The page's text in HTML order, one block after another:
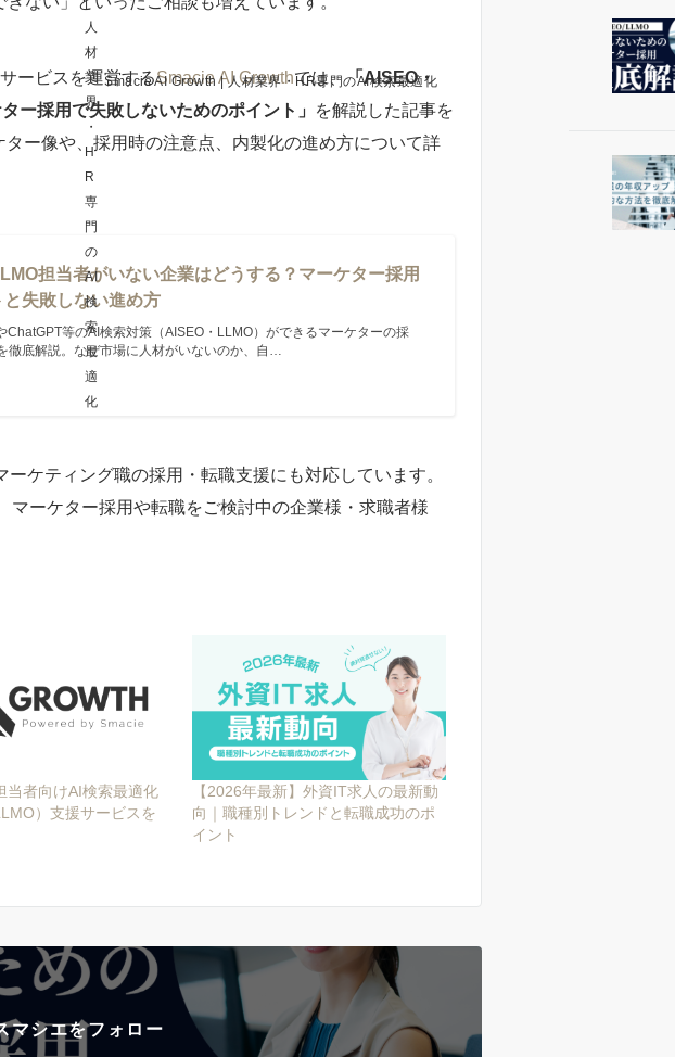
ービスを運営するSmacie AI Growthでは、「AISEO・
ー採用で失敗しないためのポイント」
を解説した記事を
ー像や、採用時の注意点、内製化の進め方について詳
担当者がいない企業はどうする？マーケター採用
失敗しない進め方
ChatGPT等のAI検索対策（AISEO・LLMO）ができるマーケターの採
徹底解説。なぜ市場に人材がいないのか、自…
Smacie AI Growth | 人材業界・HR専門のAI検索最適化
ケティング職の採用・転職支援にも対応しています。
マーケター採用や転職をご検討中の企業様・求職者様
当者向けAI検索最適化
）支援サービスを
【2026年最新】外資IT求人の最新動
向｜職種別トレンドと転職成功のポ
イント
マシエをフォロー